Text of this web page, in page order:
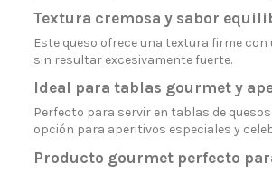
Textura cremosa y sabor
Este queso ofrece una textura firme
sin resultar excesivamente fuerte.
Ideal para tablas gourmet y
Perfecto para servir en tablas de
opción para aperitivos especiales y
Producto gourmet perfecto